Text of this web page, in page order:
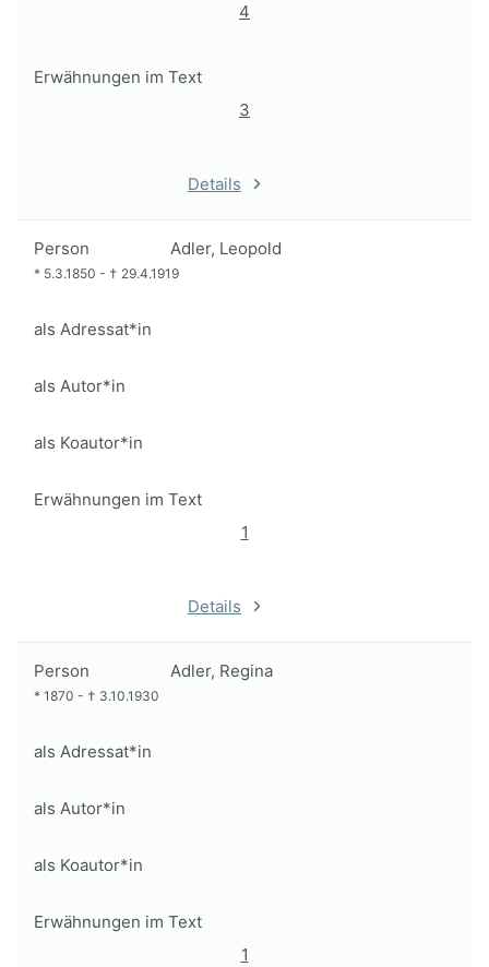
4
Erwähnungen im Text
3
Details
Person Adler, Leopold
* 5.3.1850 - † 29.4.1919
als Adressat*in
als Autor*in
als Koautor*in
Erwähnungen im Text
1
Details
Person Adler, Regina
* 1870 - † 3.10.1930
als Adressat*in
als Autor*in
als Koautor*in
Erwähnungen im Text
1